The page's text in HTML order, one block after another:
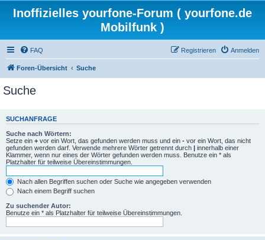
Inoffizielles yourfone-Forum ( yourfone.de
Mobilfunk )
FAQ Anmelden
Registrieren
Foren-Übersicht Suche
Suche
SUCHANFRAGE
Suche nach Wörtern:
Setze ein + vor ein Wort, das gefunden werden muss und ein - vor ein Wort, das nicht
gefunden werden darf. Verwende mehrere Wörter getrennt durch | innerhalb einer
Klammer, wenn nur eines der Wörter gefunden werden muss. Benutze ein * als
Platzhalter für teilweise Übereinstimmungen.
Nach allen Begriffen suchen oder Suche wie angegeben verwenden
Nach einem Begriff suchen
Zu suchender Autor:
Benutze ein * als Platzhalter für teilweise Übereinstimmungen.